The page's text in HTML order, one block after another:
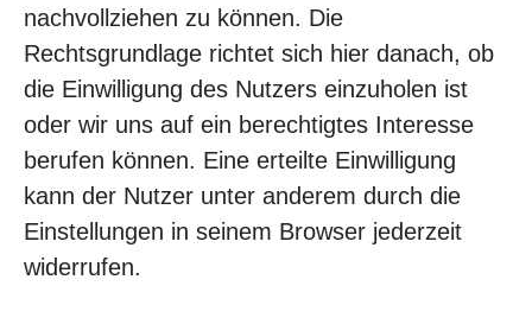
nachvollziehen zu können. Die
Rechtsgrundlage richtet sich hier danach, ob
die Einwilligung des Nutzers einzuholen ist
oder wir uns auf ein berechtigtes Interesse
berufen können. Eine erteilte Einwilligung
kann der Nutzer unter anderem durch die
Einstellungen in seinem Browser jederzeit
widerrufen.